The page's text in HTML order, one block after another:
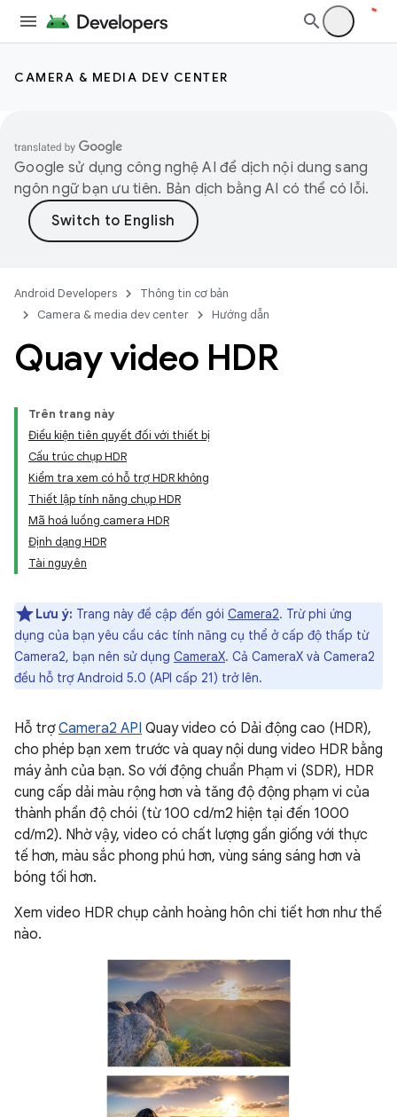
CAMERA & MEDIA DEV CENTER
Google sử dụng công nghệ AI để dịch nội dung sang
ngôn ngữ bạn ưu tiên. Bản dịch bằng AI có thể có lỗi.
Android Developers
Thông tin cơ bản
Camera & media dev center
Hướng dẫn
Quay video HDR
Trên trang này
Điều kiện tiên quyết đối với thiết bị
Cấu trúc chụp HDR
Kiểm tra xem có hỗ trợ HDR không
Thiết lập tính năng chụp HDR
Mã hoá luồng camera HDR
Định dạng HDR
Tài nguyên
Lưu ý: Trang này đề cập đến gói Camera2. Trừ phi ứng
dụng của bạn yêu cầu các tính năng cụ thể ở cấp độ thấp từ
Camera2, bạn nên sử dụng CameraX. Cả CameraX và Camera2
đều hỗ trợ Android 5.0 (API cấp 21) trở lên.
Hỗ trợCamera2 API Quay video có Dải động cao (HDR),
cho phép bạn xem trước và quay nội dung video HDR bằng
máy ảnh của bạn. So với động chuẩn Phạm vi (SDR), HDR
cung cấp dải màu rộng hơn và tăng độ động phạm vi của
thành phần độ chói (từ 100 cd/m2 hiện tại đến 1000
cd/m2). Nhờ vậy, video có chất lượng gần giống với thực
tế hơn, màu sắc phong phú hơn, vùng sáng sáng hơn và
bóng tối hơn.
Xem video HDR chụp cảnh hoàng hôn chi tiết hơn như thế
nào.